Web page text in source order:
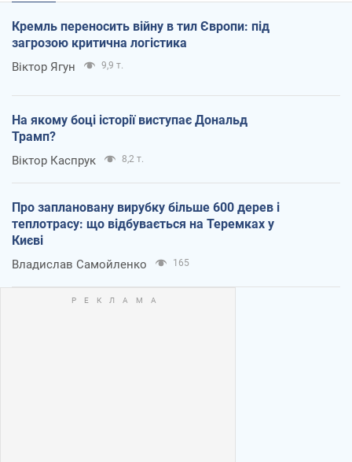
Кремль переносить війну в тил Європи: під
загрозою критична логістика
Віктор Ягун 9,9 т.
На якому боці історії виступає Дональд
Трамп?
Віктор Каспрук 8,2 т.
Про заплановану вирубку більше 600 дерев і
теплотрасу: що відбувається на Теремках у
Києві
Владислав Самойленко 165